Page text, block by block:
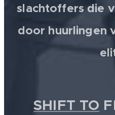
slachtoffers die
door huurlingen
SHIFT TO